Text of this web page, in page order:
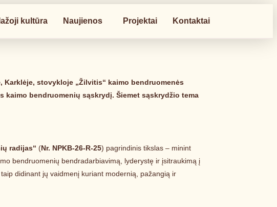
kultūra Naujienos Projektai Kontaktai
Karklėje, stovykloje „Žilvitis“ kaimo bendruomenės
kaimo bendruomenių sąskrydį. Šiemet sąskrydžio tema
radijas“ (Nr. NPKB-26-R-25) pagrindinis tikslas – minint
bendruomenių bendradarbiavimą, lyderystę ir įsitraukimą į
didinant jų vaidmenį kuriant modernią, pažangią ir